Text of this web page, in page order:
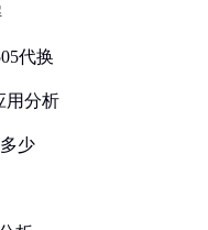
代换
用分析
少